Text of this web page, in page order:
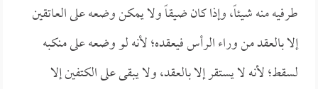
طرفيه منه شيئاً، وإذا كان ضيقاً ولا يمكن وضعه على العاتقين
إلا بالعقد من وراء الرأس فيعقده؛ لأنه لو وضعه على منكبه
لسقط؛ لأنه لا يستقر إلا بالعقد، ولا يبقى على الكتفين إلا